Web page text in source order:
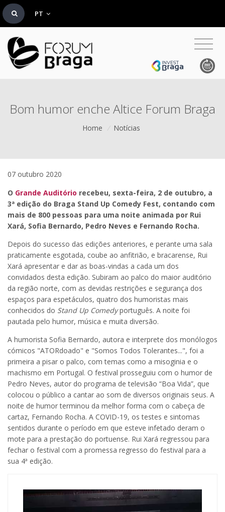
PT
Bom humor enche Altice Forum Braga
Home / Notícias
07 outubro 2020
O Grande Auditório recebeu, sexta-feira, 2 de outubro, a
3ª edição do Braga Stand Up Comedy Fest, contando com
mais de 800 pessoas para uma noite animada por Rui
Xará, Sofia Bernardo, Pedro Neves e Fernando Rocha.
Depois do sucesso das edições anteriores, e perante uma sala
praticamente esgotada, coube ao anfitrião, e bracarense, Rui
Xará apresentar e dar as boas-vindas a cada um dos
convidados desta edição. Subiram ao palco do maior auditório
da região norte, com as devidas restrições e segurança dos
espaços para espetáculos, quatro dos humoristas mais
conhecidos do Stand Up Comedyportuguês. A noite foi
pautada pelo humor, música e muita diversão.
A humorista Sofia Bernardo, autora e interprete dos monólogos
cómicos "ATORdoado" e "Somos Todos Tolerantes...", foi a
primeira a pisar o palco, com temas como a misoginia e o
machismo em Portugal. O festival prosseguiu com o humor de
Pedro Neves, autor do programa de televisão “Boa Vida”, que
colocou o público a cantar ao som de diversos originais seus. A
noite de humor terminou da melhor forma com o cabeça de
cartaz, Fernando Rocha. A COVID-19, os testes e sintomas
sentidos durante o período em que esteve infetado deram o
mote para a prestação do portuense. Rui Xará regressou para
fechar o festival com a promessa regresso do festival para a
sua 4ª edição.